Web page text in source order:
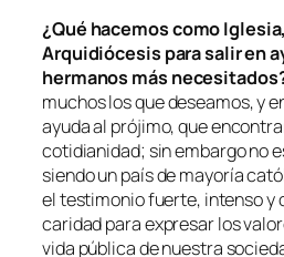
¿Qué hacemos como
Arquidiócesis para salir en
hermanos más
muchos los que deseamos, y
ayuda al prójimo, que
cotidianidad; sin embargo no
siendo un país de mayoría
el testimonio fuerte, intenso y
caridad para expresar los
vida pública de nuestra